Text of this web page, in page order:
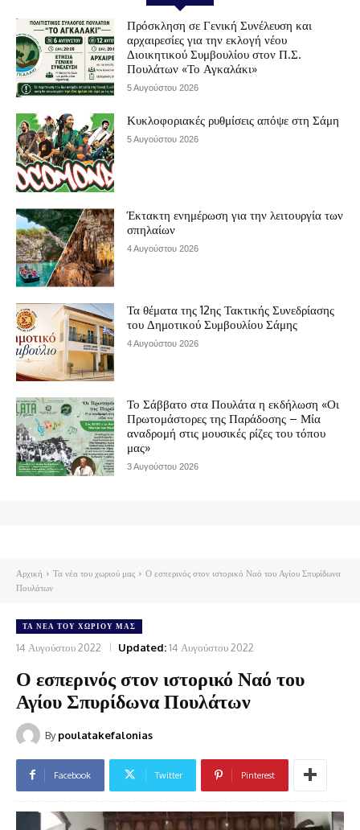
Πρόσκληση σε Γενική Συνέλευση και
αρχαιρεσίες για την εκλογή νέου
Διοικητικού Συμβουλίου στον Π.Σ.
Πουλάτων «Το Αγκαλάκι»
5 Αυγούστου 2026
Κυκλοφοριακές ρυθμίσεις απόψε στη Σάμη
5 Αυγούστου 2026
Έκτακτη ενημέρωση για την λειτουργία των
σπηλαίων
4 Αυγούστου 2026
Τα θέματα της 12ης Τακτικής Συνεδρίασης
του Δημοτικού Συμβουλίου Σάμης
4 Αυγούστου 2026
Το Σάββατο στα Πουλάτα η εκδήλωση «Οι
Πρωτομάστορες της Παράδοσης – Μία
αναδρομή στις μουσικές ρίζες του τόπου
μας»
3 Αυγούστου 2026